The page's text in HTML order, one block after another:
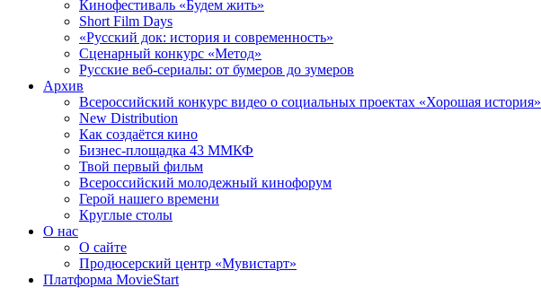
Кинофестиваль «Будем жить»
Short Film Days
«Русский док: история и современность»
Сценарный конкурс «Метод»
Русские веб-сериалы: от бумеров до зумеров
Архив
Всероссийский конкурс видео о социальных проектах «Хорошая история»
New Distribution
Как создаётся кино
Бизнес-площадка 43 ММКФ
Твой первый фильм
Всероссийский молодежный кинофорум
Герой нашего времени
Круглые столы
О нас
О сайте
Продюсерский центр «Мувистарт»
Платформа MovieStart